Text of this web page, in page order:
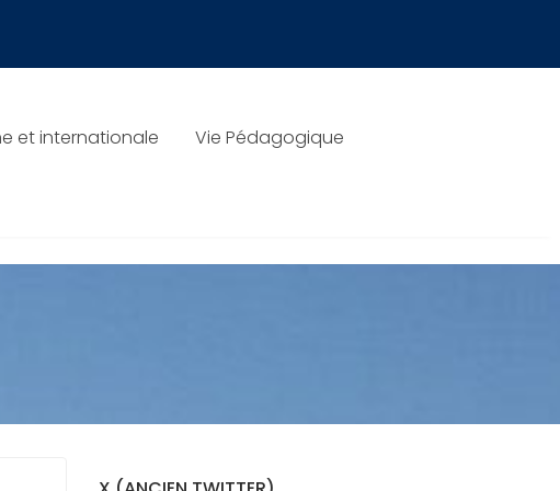
et internationale Vie Pédagogique